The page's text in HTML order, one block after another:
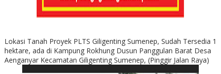
Lokasi Tanah Proyek PLTS Giligenting Sumenep, Sudah Tersedia 1
hektare, ada di Kampung Rokhung Dusun Panggulan Barat Desa
Aenganyar Kecamatan Giligenting Sumenep, (Pinggir Jalan Raya)